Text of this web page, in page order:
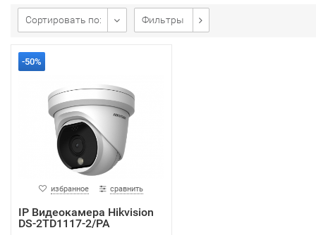
Сортировать по: Фильтры
-50%
избранное сравнить
IP Видеокамера Hikvision
DS-2TD1117-2/PA